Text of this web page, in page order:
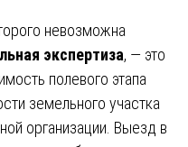
невозможна
экспертиза, — это
полевого этапа
земельного участка
организации. Выезд в